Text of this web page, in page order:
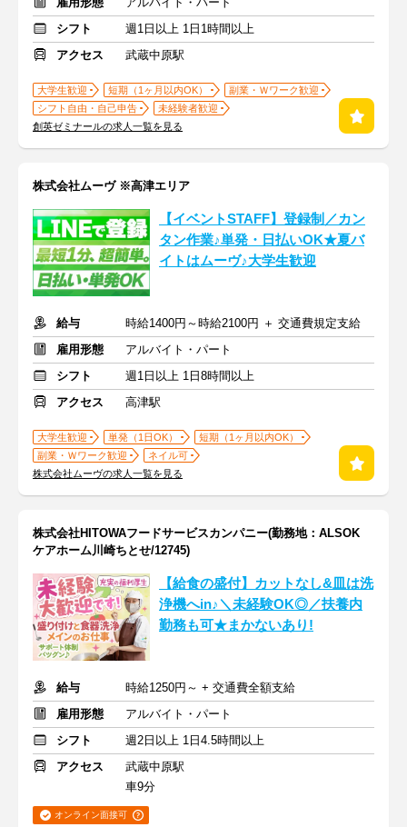
シフト
週1日以上 1日1時間以上
アクセス
武蔵中原駅
大学生歓迎 短期（1ヶ月以内OK）
副業・Ｗワーク歓迎
シフト自由・自己申告
未経験者歓迎
創英ゼミナールの求人一覧を見る
株式会社ムーヴ ※高津エリア
【イベントSTAFF】登録制／カン
タン作業♪単発・日払いOK★夏バ
イトはムーヴ♪大学生歓迎
給与
時給1400円～時給2100円 ＋ 交通費規定支給
雇用形態
アルバイト・パート
シフト
週1日以上 1日8時間以上
アクセス
高津駅
大学生歓迎 単発（1日OK）
短期（1ヶ月以内OK）
副業・Ｗワーク歓迎
ネイル可
株式会社ムーヴの求人一覧を見る
株式会社HITOWAフードサービスカンパニー(勤務地：ALSOK
ケアホーム川崎ちとせ/12745)
【給食の盛付】カットなし&皿は洗
浄機へin♪＼未経験OK◎／扶養内
勤務も可★まかないあり!
給与
時給1250円～ + 交通費全額支給
雇用形態
アルバイト・パート
シフト
週2日以上 1日4.5時間以上
アクセス
武蔵中原駅
車9分
オンライン面接可